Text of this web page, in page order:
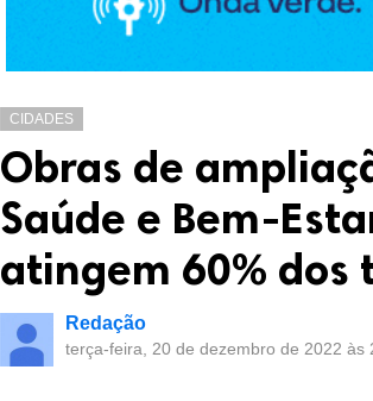
CIDADES
Obras de
Saúde e Bem-
atingem 60% dos
Redação
terça-feira, 20 de dezembro de 2022 às